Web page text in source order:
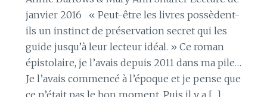
janvier 2016 « Peut-être les livres possèdent-
ils un instinct de préservation secret qui les
guide jusqu’à leur lecteur idéal. » Ce roman
épistolaire, je l’avais depuis 2011 dans ma pile…
Je l’avais commencé à l’époque et je pense que